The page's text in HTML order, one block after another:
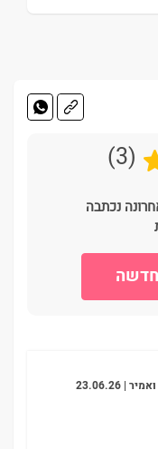
(3)
נכתבה
| 23.06.26